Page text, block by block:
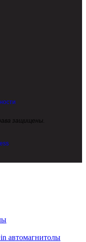
защищены.
автомагнитолы